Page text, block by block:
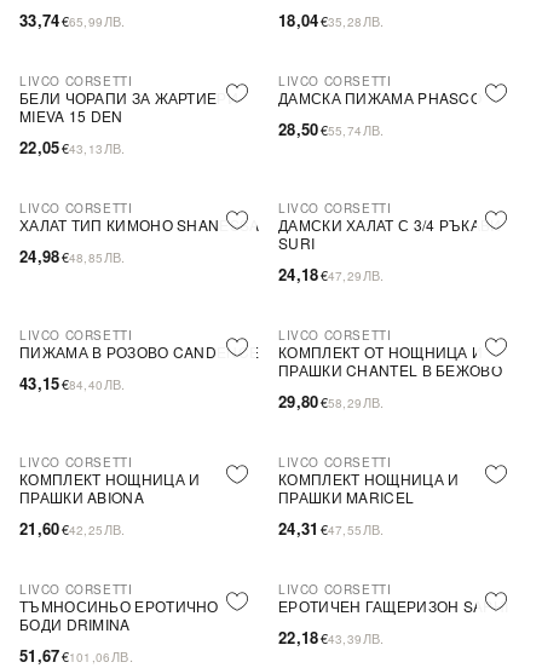
33,74€65,99 ЛВ. 18,04€35,28 ЛВ.
ПОСЛЕДНА БРОЙКА
LIVCO CORSETTI
БЕЛИ ЧОРАПИ ЗА ЖАРТИЕРИ
MIEVA 15 DEN
22,05€43,13 ЛВ.
ПОСЛЕДНА БРОЙКА
LIVCO CORSETTI
ДАМСКА ПИЖАМА PHASCO
28,50€55,74 ЛВ.
LIVCO CORSETTI
ХАЛАТ ТИП КИМОНО SHANESSA
24,98€48,85 ЛВ.
LIVCO CORSETTI
ДАМСКИ ХАЛАТ С 3/4 РЪКАВИ
SURI
24,18€47,29 ЛВ.
LIVCO CORSETTI
ПИЖАМА В РОЗОВО CANDENCE
43,15€84,40 ЛВ.
ПОСЛЕДНА БРОЙКА
LIVCO CORSETTI
КОМПЛЕКТ ОТ НОЩНИЦА И
ПРАШКИ CHANTEL В БЕЖОВО
29,80€58,29 ЛВ.
ПОСЛЕДНА БРОЙКА
LIVCO CORSETTI
КОМПЛЕКТ НОЩНИЦА И
ПРАШКИ ABIONA
21,60€42,25 ЛВ.
ПОСЛЕДНА БРОЙКА
LIVCO CORSETTI
КОМПЛЕКТ НОЩНИЦА И
ПРАШКИ MARICEL
24,31 €47,55 ЛВ.
LIVCO CORSETTI
ТЪМНОСИНЬО ЕРОТИЧНО
БОДИ DRIMINA
51,67€101,06 ЛВ.
ПОСЛЕДНА БРОЙКА
LIVCO CORSETTI
ЕРОТИЧЕН ГАЩЕРИЗОН SAPHI
22,18€43,39 ЛВ.